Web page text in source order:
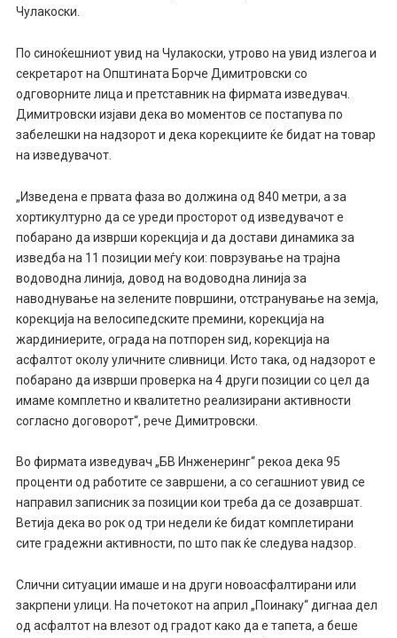
Чулакоски.
По синоќешниот увид на Чулакоски, утрово на увид излегоа и
секретарот на Општината Борче Димитровски со
одговорните лица и претставник на фирмата изведувач.
Димитровски изјави дека во моментов се постапува по
забелешки на надзорот и дека корекциите ќе бидат на товар
на изведувачот.
„Изведена е првата фаза во должина од 840 метри, а за
хортикултурно да се уреди просторот од изведувачот е
побарано да изврши корекција и да достави динамика за
изведба на 11 позиции меѓу кои: поврзување на трајна
водоводна линија, довод на водоводна линија за
наводнување на зелените површини, отстранување на земја,
корекција на велосипедските премини, корекција на
жардиниерите, ограда на потпорен ѕид, корекција на
асфалтот околу уличните сливници. Исто така, од надзорот е
побарано да изврши проверка на 4 други позиции со цел да
имаме комплетно и квалитетно реализирани активности
согласно договорот“, рече Димитровски.
Во фирмата изведувач „БВ Инженеринг“ рекоа дека 95
проценти од работите се завршени, а со сегашниот увид се
направил записник за позиции кои треба да се дозавршат.
Ветија дека во рок од три недели ќе бидат комплетирани
сите градежни активности, по што пак ќе следува надзор.
Слични ситуации имаше и на други новоасфалтирани или
закрпени улици. На почетокот на април „Поинаку“ дигнаа дел
од асфалтот на влезот од градот како да е тапета, а беше